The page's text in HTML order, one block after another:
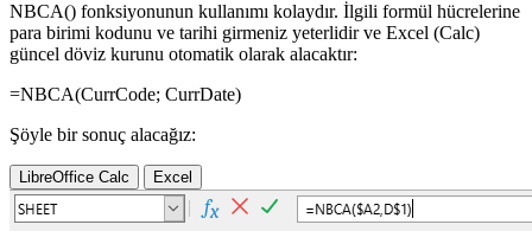
NBCA() fonksiyonunun kullanımı kolaydır. İlgili formül hücrelerine
para birimi kodunu ve tarihi girmeniz yeterlidir ve Excel (Calc)
güncel döviz kurunu otomatik olarak alacaktır:
=NBCA(CurrCode; CurrDate)
Şöyle bir sonuç alacağız:
LibreOffice Calc Excel